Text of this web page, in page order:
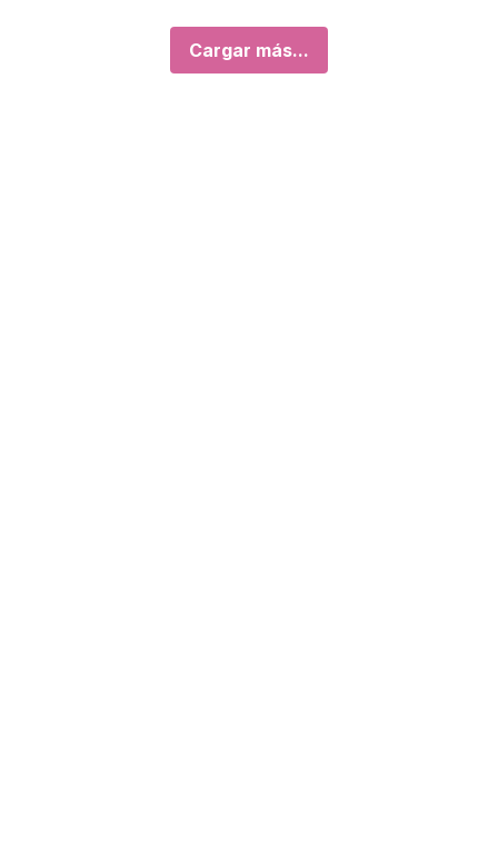
Cargar más...